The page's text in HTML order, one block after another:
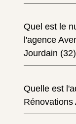
Quel est le
l'agence
Jourdain
Quelle est
Rénovations